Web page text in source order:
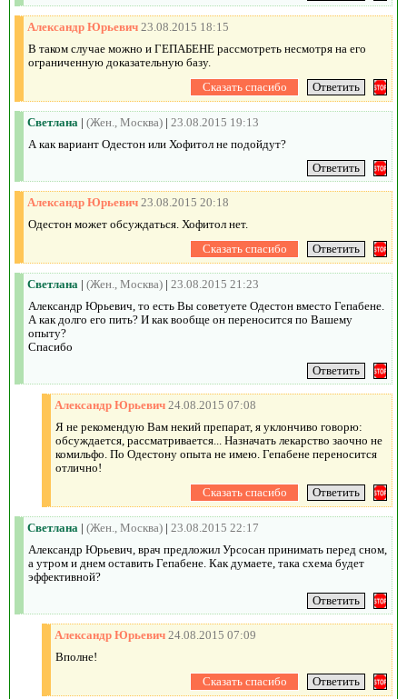
Александр Юрьевич 23.08.2015 18:15
В таком случае можно и ГЕПАБЕНЕ рассмотреть несмотря на его
ограниченную доказательную базу.
Светлана | (Жен., Москва) | 23.08.2015 19:13
А как вариант Одестон или Хофитол не подойдут?
Александр Юрьевич 23.08.2015 20:18
Одестон может обсуждаться. Хофитол нет.
Светлана | (Жен., Москва) | 23.08.2015 21:23
Александр Юрьевич, то есть Вы советуете Одестон вместо Гепабене.
А как долго его пить? И как вообще он переносится по Вашему
опыту?
Спасибо
Александр Юрьевич 24.08.2015 07:08
Я не рекомендую Вам некий препарат, я уклончиво говорю:
обсуждается, рассматривается... Назначать лекарство заочно не
комильфо. По Одестону опыта не имею. Гепабене переносится
отлично!
Светлана | (Жен., Москва) | 23.08.2015 22:17
Александр Юрьевич, врач предложил Урсосан принимать перед сном,
а утром и днем оставить Гепабене. Как думаете, така схема будет
эффективной?
Александр Юрьевич 24.08.2015 07:09
Вполне!